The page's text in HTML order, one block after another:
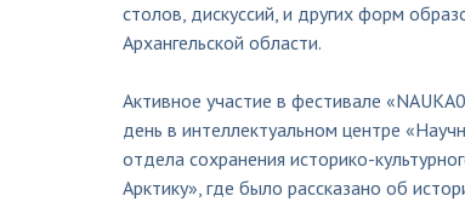
столов, дискуссий, и других форм
Архангельской области.
Активное участие в фестивале
день в интеллектуальном центре
отдела сохранения историко-
Арктику», где было рассказано об